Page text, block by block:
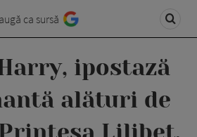
ca sursă
ipostază
alături de